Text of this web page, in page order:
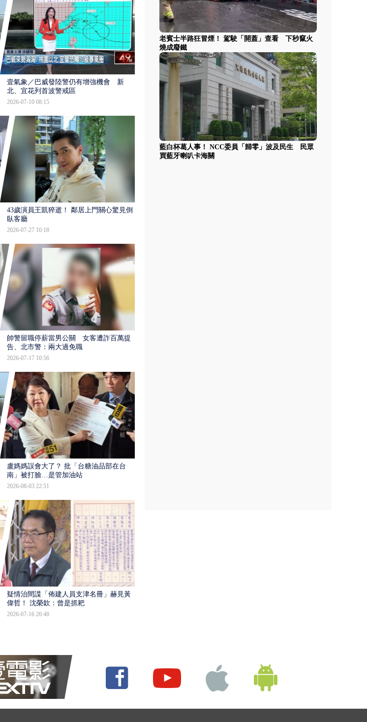
壹氣象／巴威發陸警仍有增強機會 新
北、宜花列首波警戒區
2026-07-10 08:15
43歲演員王凱猝逝！ 鄰居上門關心驚見倒
臥客廳
2026-07-27 10:18
帥警留職停薪當男公關 女客遭詐百萬提
告、北市警：兩大過免職
2026-07-17 10:56
盧媽媽誤會大了？ 批「台糖油品部在台
南」被打臉…是管加油站
2026-08-03 22:51
疑情治間諜「佈建人員支津名冊」赫見黃
偉哲！ 沈榮欽：曾是抓耙
2026-07-16 20:48
老賓士半路狂冒煙！ 駕駛「開蓋」查看 下秒竄火
燒成廢鐵
藍白杯葛人事！ NCC委員「歸零」波及民生 民眾
買藍牙喇叭卡海關